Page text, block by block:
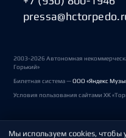
2003-2026 Автономная
Горький»
Билетная система —ООО «Яндекс
Условия пользования сайтами ХК
Политика обработки персональных
Мы используем cookies, чтобы